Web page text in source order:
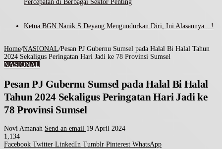
Percepatan di Berbagai Sektor Penting
Ketua BGN Nanik S Deyang Mengundurkan Diri, Ini Alasannya…!
Home/NASIONAL/Pesan PJ Gubernu Sumsel pada Halal Bi Halal Tahun
2024 Sekaligus Peringatan Hari Jadi ke 78 Provinsi Sumsel
NASIONAL
Pesan PJ Gubernu Sumsel pada Halal Bi Halal
Tahun 2024 Sekaligus Peringatan Hari Jadi ke
78 Provinsi Sumsel
Novi Amanah Send an email 19 April 2024
1,134
Facebook Twitter LinkedIn Tumblr Pinterest WhatsApp